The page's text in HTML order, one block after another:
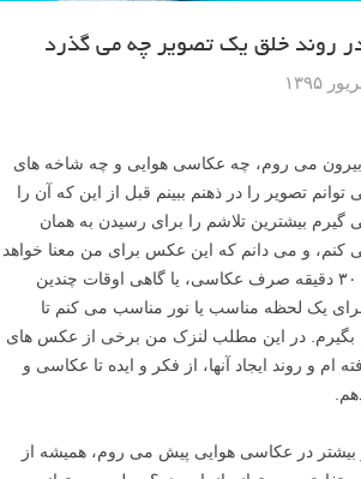
روند خلق یک تصویر چه می گذرد